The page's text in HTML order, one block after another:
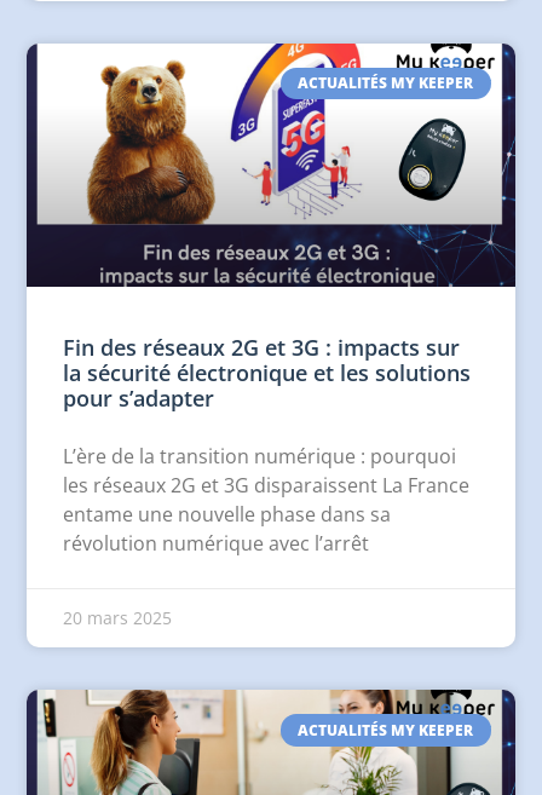
ACTUALITÉS MY KEEPER
Fin des réseaux 2G et 3G : impacts sur
la sécurité électronique et les solutions
pour s’adapter
L’ère de la transition numérique : pourquoi
les réseaux 2G et 3G disparaissent La France
entame une nouvelle phase dans sa
révolution numérique avec l’arrêt
20 mars 2025
ACTUALITÉS MY KEEPER